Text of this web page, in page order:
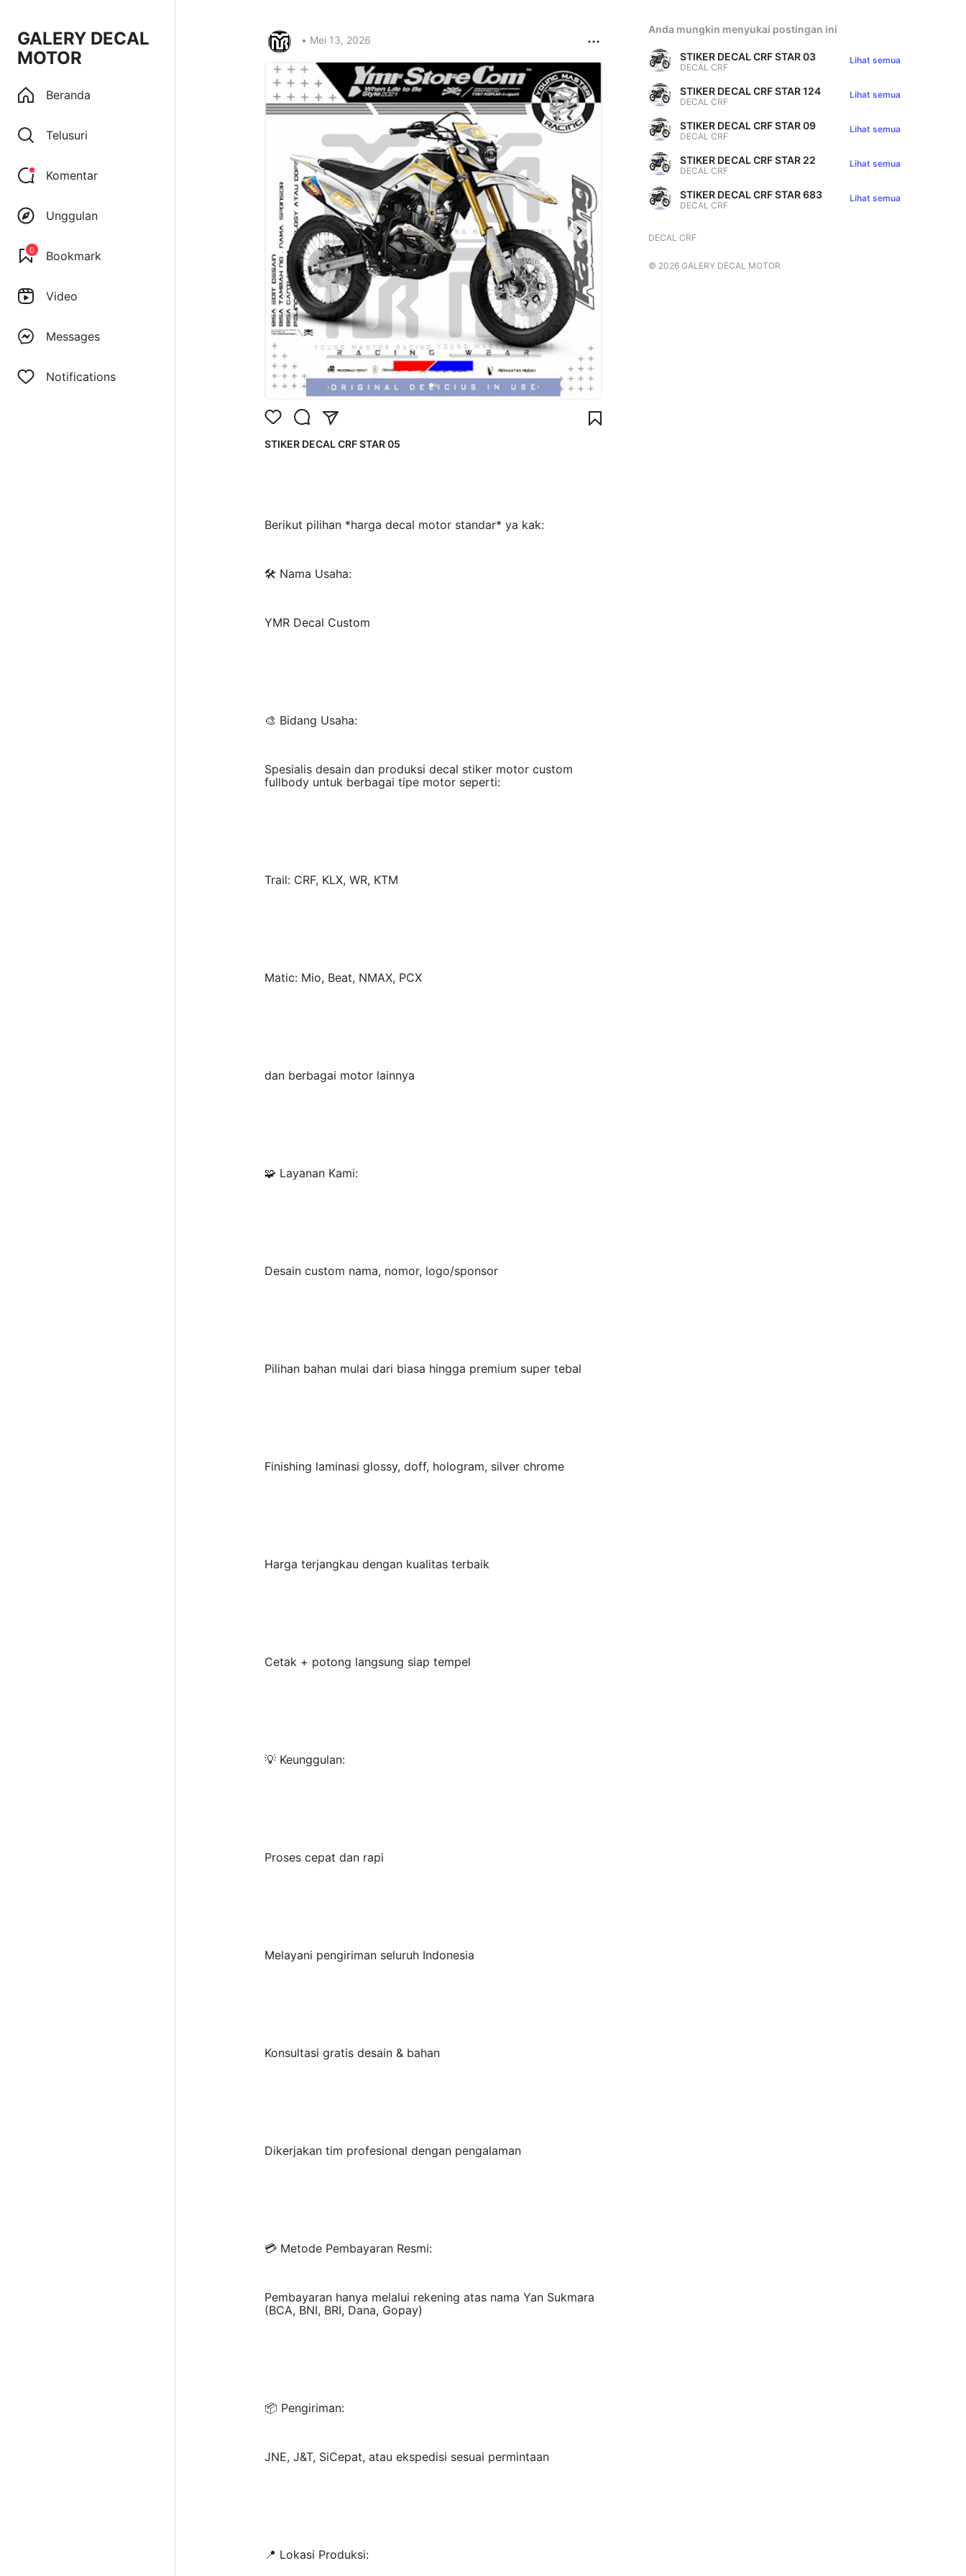
GALERY DECAL
MOTOR
Beranda
Telusuri
Komentar
Unggulan
0 Bookmark
Video
Messages
Notifications
• Mei 13, 2026
STIKER DECAL CRF STAR 05
Berikut pilihan *harga decal motor standar* ya kak:
🛠️ Nama Usaha:
YMR Decal Custom
🎨 Bidang Usaha:
Spesialis desain dan produksi decal stiker motor custom
fullbody untuk berbagai tipe motor seperti:
Trail: CRF, KLX, WR, KTM
Matic: Mio, Beat, NMAX, PCX
dan berbagai motor lainnya
🧩 Layanan Kami:
Desain custom nama, nomor, logo/sponsor
Pilihan bahan mulai dari biasa hingga premium super tebal
Finishing laminasi glossy, doff, hologram, silver chrome
Harga terjangkau dengan kualitas terbaik
Cetak + potong langsung siap tempel
💡 Keunggulan:
Proses cepat dan rapi
Melayani pengiriman seluruh Indonesia
Konsultasi gratis desain & bahan
Dikerjakan tim profesional dengan pengalaman
💳 Metode Pembayaran Resmi:
Pembayaran hanya melalui rekening atas nama Yan Sukmara
(BCA, BNI, BRI, Dana, Gopay)
📦 Pengiriman:
JNE, J&T, SiCepat, atau ekspedisi sesuai permintaan
📍 Lokasi Produksi:
Anda mungkin menyukai postingan ini
STIKER DECAL CRF STAR 03
DECAL CRF
Lihat semua
STIKER DECAL CRF STAR 124
DECAL CRF
Lihat semua
STIKER DECAL CRF STAR 09
DECAL CRF
Lihat semua
STIKER DECAL CRF STAR 22
DECAL CRF
Lihat semua
STIKER DECAL CRF STAR 683
DECAL CRF
Lihat semua
DECAL CRF
© 2026GALERY DECAL MOTOR